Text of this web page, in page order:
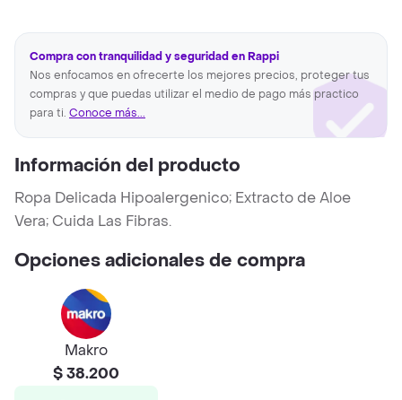
Compra con tranquilidad y seguridad en Rappi
Nos enfocamos en ofrecerte los mejores precios, proteger tus
compras y que puedas utilizar el medio de pago más practico
para ti. Conoce más...
Información del producto
Ropa Delicada Hipoalergenico; Extracto de Aloe
Vera; Cuida Las Fibras.
Opciones adicionales de compra
Makro
$ 38.200